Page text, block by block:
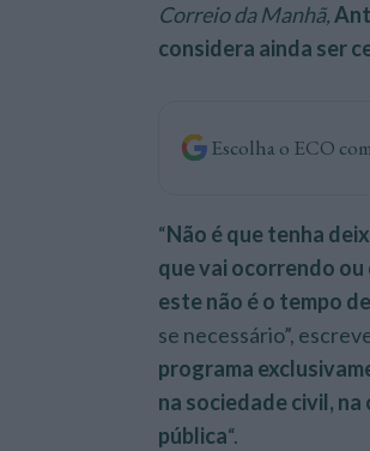
Correio da Manhã,
considera ainda ser
Escolha o ECO
“Não é que tenha
que vai ocorrendo ou
este não é o tempo
se necessário”,
programa
na sociedade civil,
pública“.